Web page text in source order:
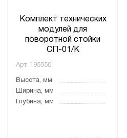
Комплект технических
модулей для
поворотной стойки
СП-01/К
Арт. 195550
Высота, мм
Ширина, мм
Глубина, мм